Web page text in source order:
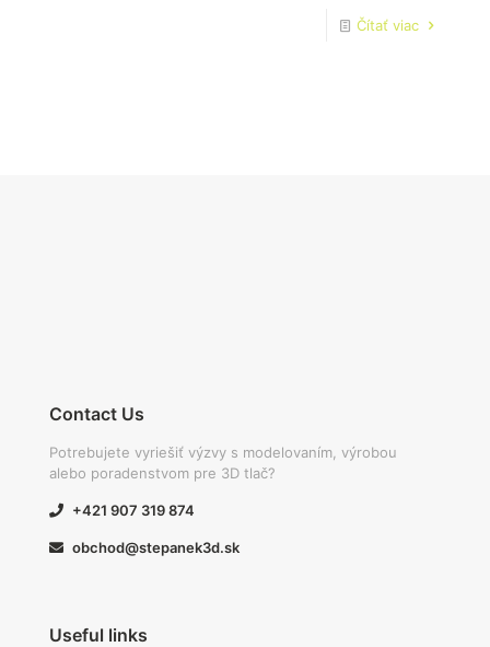
Čítať viac
Contact Us
Potrebujete vyriešiť výzvy s modelovaním, výrobou
alebo poradenstvom pre 3D tlač?
+421 907 319 874
obchod@stepanek3d.sk
Useful links